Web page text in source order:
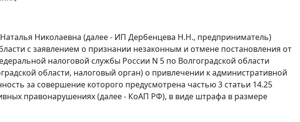
Николаевна (далее - ИП Дербенцева Н.Н., предприниматель)
с заявлением о признании незаконным и отмене постановления от
налоговой службы России N 5 по Волгоградской области
области, налоговый орган) о привлечении к административной
за совершение которого предусмотрена частью 3 статьи 14.25
правонарушениях (далее - КоАП РФ), в виде штрафа в размере